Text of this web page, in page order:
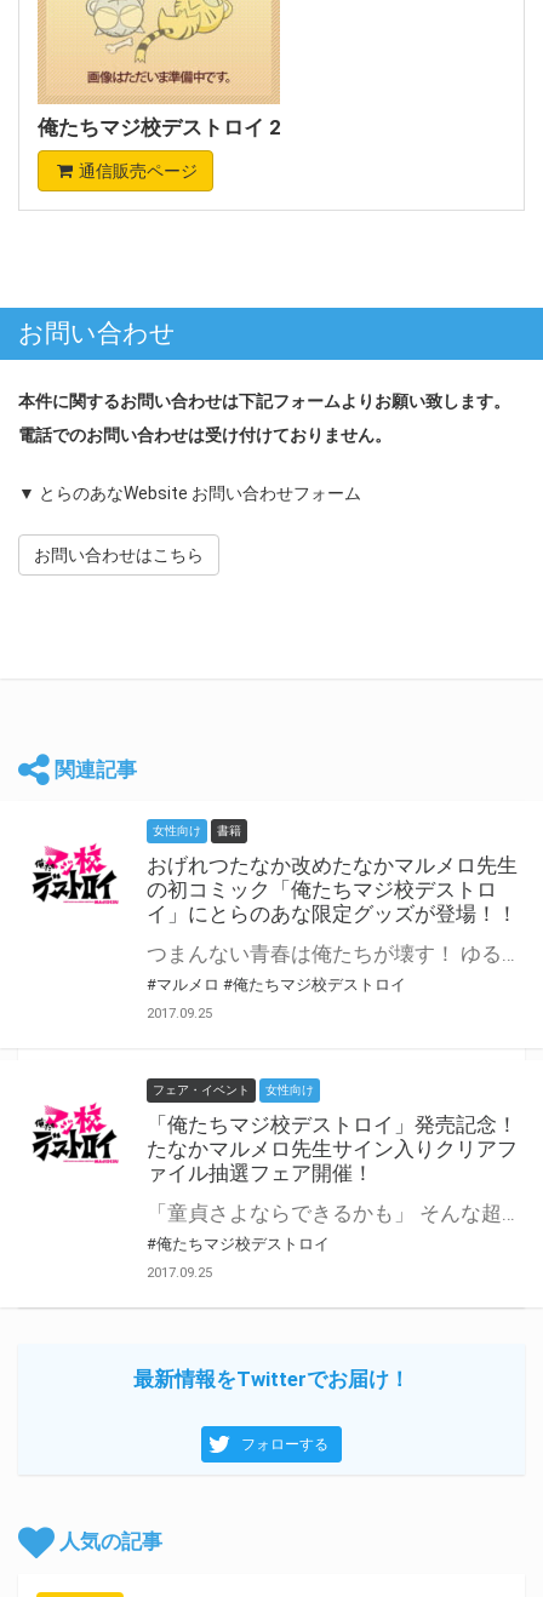
俺たちマジ校デストロイ 2
通信販売ページ
お問い合わせ
本件に関するお問い合わせは下記フォームよりお願い致します。
電話でのお問い合わせは受け付けておりません。
▼ とらのあなWebsite お問い合わせフォーム
お問い合わせはこちら
関連記事
女性向け 書籍
おげれつたなか改めたなかマルメロ先生
の初コミック「俺たちマジ校デストロ
イ」にとらのあな限定グッズが登場！！
つまんない青春は俺たちが壊す！ ゆるく、不純に、美しく。等身大の男子高校生たちが贈る、新世代の青春サクセスストーリー！ とらのあなにて『俺たちマジ校デストロイ 台紙付き缶バッジ』が登場です☆ なんとこれらはとらのあなのみでの限定販売！ 全7種ランダムでの発売となります！ 推しは出るかな？どきどきわくわくのアイドルな非日常っ♡ さらにとらのあなではコミックス発売記念として たなかマルメロ先生のサイン入りクリアファイルが当たる抽選フェアも実施決定！ 詳細はこちら！ ⇒ https://news.toranoana.jp/23270
#マルメロ #俺たちマジ校デストロイ
2017.09.25
フェア・イベント 女性向け
「俺たちマジ校デストロイ」発売記念！
たなかマルメロ先生サイン入りクリアフ
ァイル抽選フェア開催！
「童貞さよならできるかも」 そんな超絶不純な理由から、『アイドル』を目指し始めたトモ、ニーナ、メグの三人の男子高校生。 従来のアイドル像を破壊しつつ、破茶滅茶な青春を駆け抜けていく――!? 麻嶋北（まじまきた）男子高等学校――略してマジ校を舞台に ゆるく、不純に、美しく。等身大の男子高校生たちが贈る、新世代の青春サクセスストーリー!! とらのあなではコミックス発売を記念して、たなかマルメロ先生直筆サイン入りクリアファイルが当たる 抽選フェアの実施が決定致しました！ 皆様奮ってご応募ください！ 『俺たちマジ校デストロイ』とらのあな限定グッズの詳細はこちら ⇒ https://news.toranoana.jp/23134
#俺たちマジ校デストロイ
2017.09.25
最新情報をTwitterでお届け！
フォローする
人気の記事